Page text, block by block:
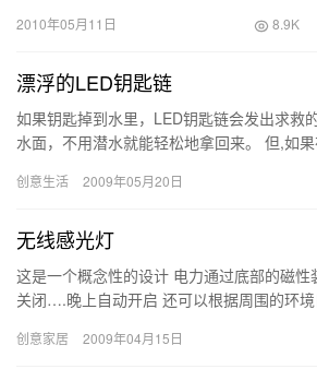
2010年05月11日 8.9K
漂浮的LED钥匙链
如果钥匙掉到水里，LED钥匙链会发出求救
水面，不用潜水就能轻松地拿回来。 但,如
创意生活 2009年05月20日
无线感光灯
这是一个概念性的设计 电力通过底部的磁
关闭….晚上自动开启 还可以根据周围的环
创意家居 2009年04月15日